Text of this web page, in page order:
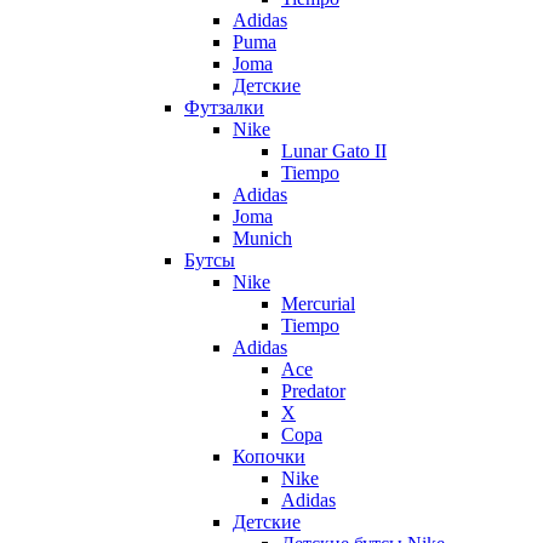
Adidas
Puma
Joma
Детские
Футзалки
Nike
Lunar Gato II
Tiempo
Adidas
Joma
Munich
Бутсы
Nike
Mercurial
Tiempo
Adidas
Ace
Predator
X
Copa
Копочки
Nike
Adidas
Детские